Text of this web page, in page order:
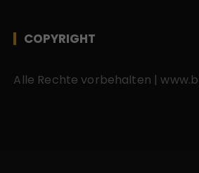
COPYRIGHT
Alle Rechte vorbehalten |